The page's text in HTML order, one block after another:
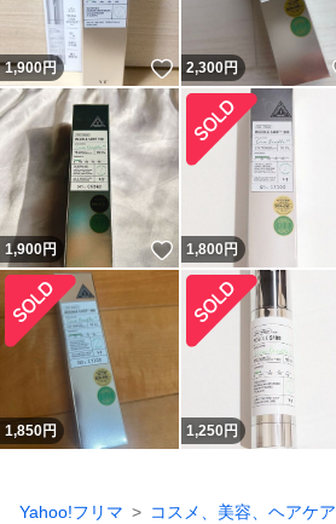
1,900円 いいね！
2,300円
1,900円 いいね！
1,800 円
1,850円 1,250 円
Yahoo!フリマ
コスメ、美容、ヘアケア